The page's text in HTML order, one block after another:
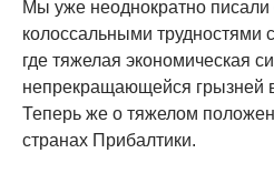
Мы уже неоднократно писали
колоссальными трудностями
где тяжелая экономическая
непрекращающейся грызней
Теперь же о тяжелом
странах Прибалтики.